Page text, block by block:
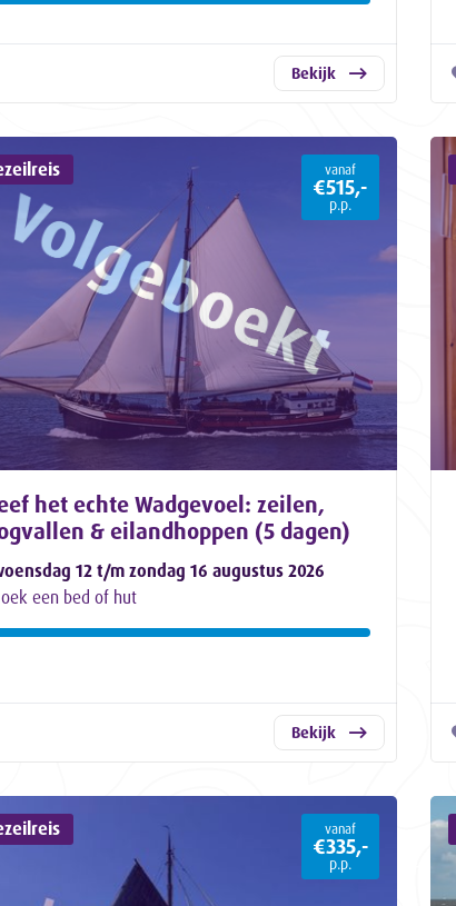
Bekijk
vanaf
€515,-
p.p.
het echte Wadgevoel: zeilen,
& eilandhoppen (5 dagen)
12 t/m zondag 16 augustus 2026
een bed of hut
Bekijk
vanaf
€335,-
p.p.